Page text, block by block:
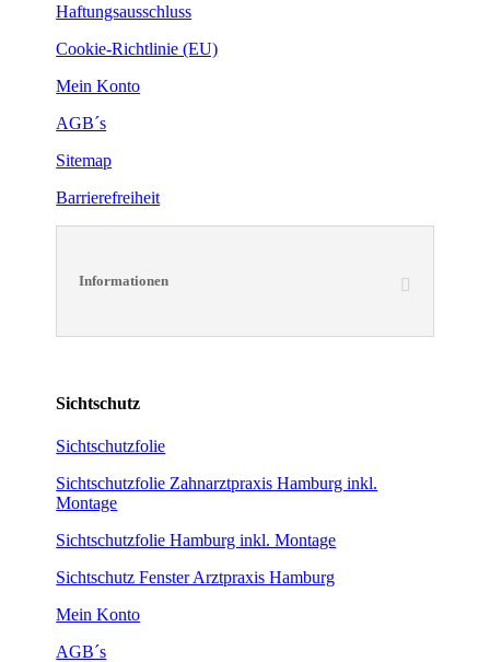
Haftungsausschluss
Cookie-Richtlinie (EU)
Mein Konto
AGB´s
Sitemap
Barrierefreiheit
Informationen
Sichtschutz
Sichtschutzfolie
Sichtschutzfolie Zahnarztpraxis Hamburg inkl.
Montage
Sichtschutzfolie Hamburg inkl. Montage
Sichtschutz Fenster Arztpraxis Hamburg
Mein Konto
AGB´s